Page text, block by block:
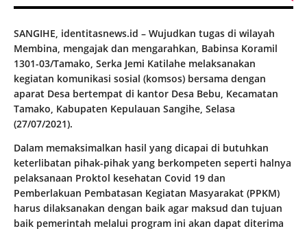
SANGIHE, identitasnews.id – Wujudkan tugas di wilayah
Membina, mengajak dan mengarahkan, Babinsa Koramil
1301-03/Tamako, Serka Jemi Katilahe melaksanakan
kegiatan komunikasi sosial (komsos) bersama dengan
aparat Desa bertempat di kantor Desa Bebu, Kecamatan
Tamako, Kabupaten Kepulauan Sangihe, Selasa
(27/07/2021).
Dalam memaksimalkan hasil yang dicapai di butuhkan
keterlibatan pihak-pihak yang berkompeten seperti halnya
pelaksanaan Proktol kesehatan Covid 19 dan
Pemberlakuan Pembatasan Kegiatan Masyarakat (PPKM)
harus dilaksanakan dengan baik agar maksud dan tujuan
baik pemerintah melalui program ini akan dapat diterima